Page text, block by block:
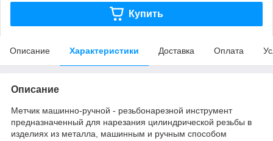
Купить
Описание Характеристики Доставка Оплата
Описание
Метчик машинно-ручной - резьбонарезной инструмент
предназначенный для нарезания цилиндрической резьбы в
изделиях из металла, машинным и ручным способом